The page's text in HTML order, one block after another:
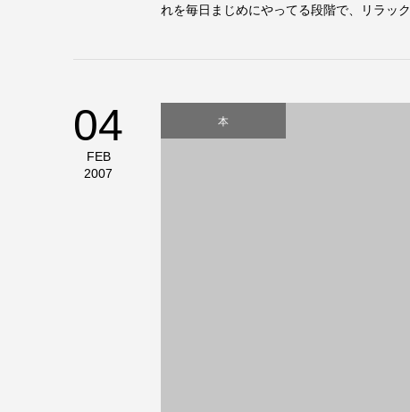
れを毎日まじめにやってる段階で、リラッ
04
FEB
2007
本